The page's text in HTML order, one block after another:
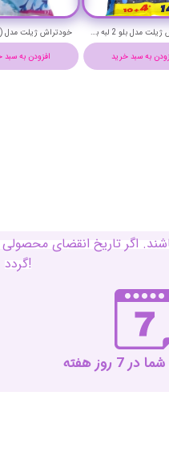
افزودن به سبد
خودتراش ژیلت مدل بلو 2 لبه بسته 14 عددی - GILLETTE blue 2
به سبد خرید
اگر تاریخ انقضای
گردد!
روز هفته